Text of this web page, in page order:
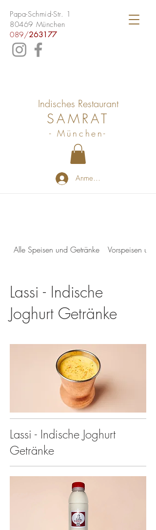
Papa-Schmid-Str. 1
80469 München
089/263177
Indisches Restaurant
SAMRAT
- München-
Anmelden
Alle Speisen und Getränke Vorspeisen und
Lassi - Indische
Joghurt Getränke
Lassi - Indische Joghurt
Getränke